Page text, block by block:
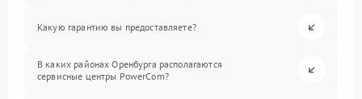
Какую гарантию вы предоставляете?
В каких районах Оренбурга располагаются
сервисные центры PowerCom?